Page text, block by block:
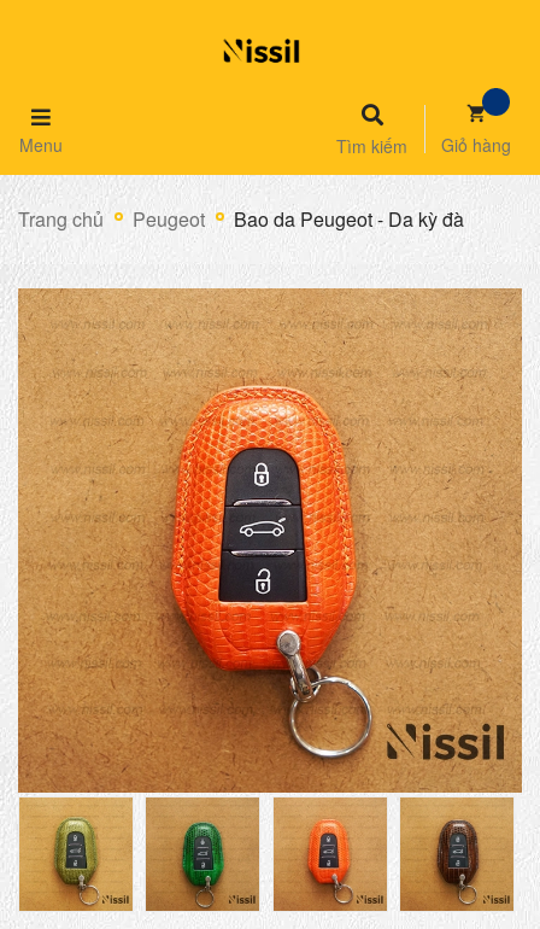
Menu Tìm kiếm Giỏ hàng
Trang chủ Peugeot Bao da Peugeot - Da kỳ đà